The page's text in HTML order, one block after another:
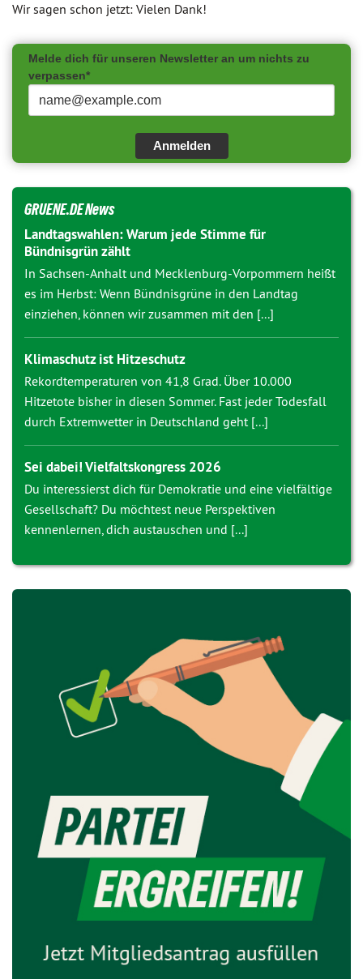
Wir sagen schon jetzt: Vielen Dank!
Melde dich für unseren Newsletter an um nichts zu
verpassen*
Anmelden
GRUENE.DE News
Landtagswahlen: Warum jede Stimme für
Bündnisgrün zählt
In Sachsen-Anhalt und Mecklenburg-Vorpommern heißt
es im Herbst: Wenn Bündnisgrüne in den Landtag
einziehen, können wir zusammen mit den [...]
Klimaschutz ist Hitzeschutz
Rekordtemperaturen von 41,8 Grad. Über 10.000
Hitzetote bisher in diesen Sommer. Fast jeder Todesfall
durch Extremwetter in Deutschland geht [...]
Sei dabei! Vielfaltskongress 2026
Du interessierst dich für Demokratie und eine vielfältige
Gesellschaft? Du möchtest neue Perspektiven
kennenlernen, dich austauschen und [...]